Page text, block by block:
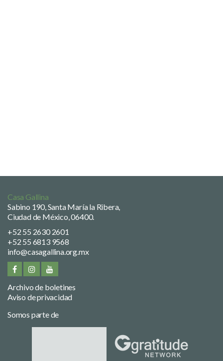
Casa Gallina
Sabino 190, Santa María la Ribera,
Ciudad de México, 06400.
+52 55 2630 2601
+52 55 6813 9568
info@casagallina.org.mx
Archivo de boletines
Aviso de privacidad
Somos parte de